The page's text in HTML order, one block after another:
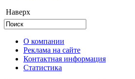
Наверх
О компании
Реклама на сайте
Контактная информация
Статистика